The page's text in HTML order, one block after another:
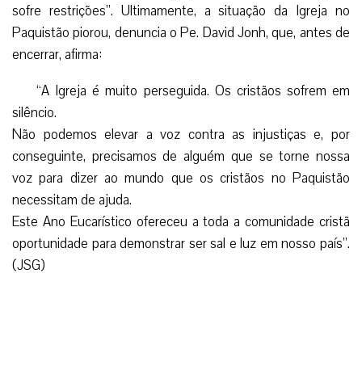
sofre restrições”. Ultimamente, a situação da Igreja no
Paquistão piorou, denuncia o Pe. David Jonh, que, antes de
encerrar, afirma:
“A Igreja é muito perseguida. Os cristãos sofrem em
silêncio.
Não podemos elevar a voz contra as injustiças e, por
conseguinte, precisamos de alguém que se torne nossa
voz para dizer ao mundo que os cristãos no Paquistão
necessitam de ajuda.
Este Ano Eucarístico ofereceu a toda a comunidade cristã
oportunidade para demonstrar ser sal e luz em nosso país”.
(JSG)